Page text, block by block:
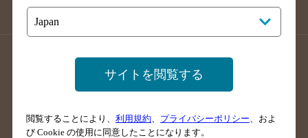
沖縄県のバー検索
店舗登録方法のご案内
店舗情報更新方法のご案内
掲載店舗様ログイン
サイトを閲覧する
閲覧することにより、 利用規約 プライバシーポリシー 、およ
び Cookie の使用に同意したことになります。